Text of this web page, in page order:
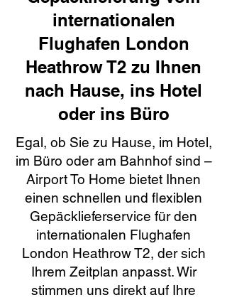
internationalen
Flughafen London
Heathrow T2 zu Ihnen
nach Hause, ins Hotel
oder ins Büro
Egal, ob Sie zu Hause, im Hotel,
im Büro oder am Bahnhof sind –
Airport To Home bietet Ihnen
einen schnellen und flexiblen
Gepäcklieferservice für den
internationalen Flughafen
London Heathrow T2, der sich
Ihrem Zeitplan anpasst. Wir
stimmen uns direkt auf Ihre